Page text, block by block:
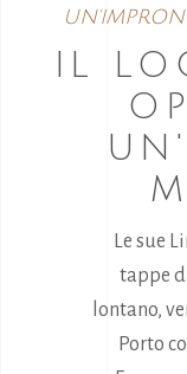
IL
Le sue
tappe
lontano,
Porto